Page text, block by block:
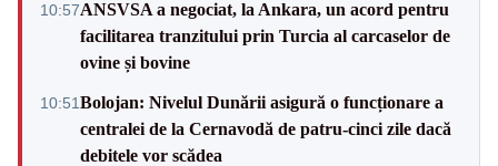
10:57ANSVSA a negociat, la Ankara, un acord pentru
facilitarea tranzitului prin Turcia al carcaselor de
ovine și bovine
10:51Bolojan: Nivelul Dunării asigură o funcționare a
centralei de la Cernavodă de patru-cinci zile dacă
debitele vor scădea